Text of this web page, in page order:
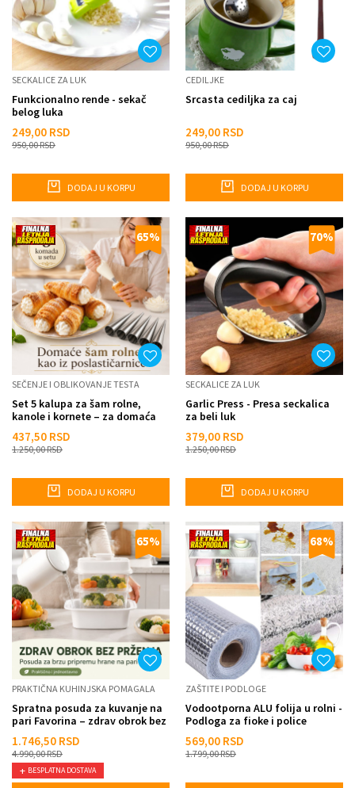
SECKALICE ZA LUK
Funkcionalno rende - sekač
belog luka
249,00 RSD
950,00RSD
DODAJ U KORPU
CEDILJKE
Srcasta cediljka za caj
249,00 RSD
950,00RSD
DODAJ U KORPU
65%
SEČENJE I OBLIKOVANJE TESTA
Set 5 kalupa za šam rolne,
kanole i kornete – za domaća
437,50 RSD
1.250,00RSD
DODAJ U KORPU
70%
SECKALICE ZA LUK
Garlic Press - Presa seckalica
za beli luk
379,00 RSD
1.250,00RSD
DODAJ U KORPU
65%
PRAKTIČNA KUHINJSKA POMAGALA
Spratna posuda za kuvanje na
pari Favorina – zdrav obrok bez
1.746,50 RSD
4.990,00RSD
BESPLATNA DOSTAVA
68%
ZAŠTITE I PODLOGE
Vodootporna ALU folija u rolni -
Podloga za fioke i police
569,00 RSD
1.799,00RSD